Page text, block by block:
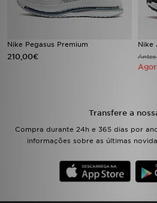
Nike Pegasus Premium
210,00€
Nike
Transfere a
Compra durante 24h e 365 dias por
informações sobre as últimas
SUBSCREVE
ESTADO DO TEU PEDIDO